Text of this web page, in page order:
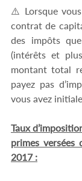
⚠️ Lorsque
contrat de
des impôts
(intérêts et
montant total
payez pas
vous avez
Taux
primes versées
2017 :